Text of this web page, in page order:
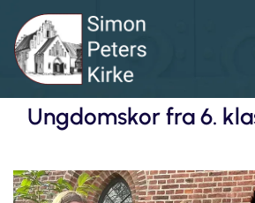
Ungdomskor fra 6.